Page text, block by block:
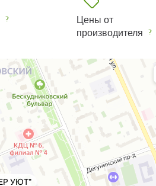
Цены от
производителя